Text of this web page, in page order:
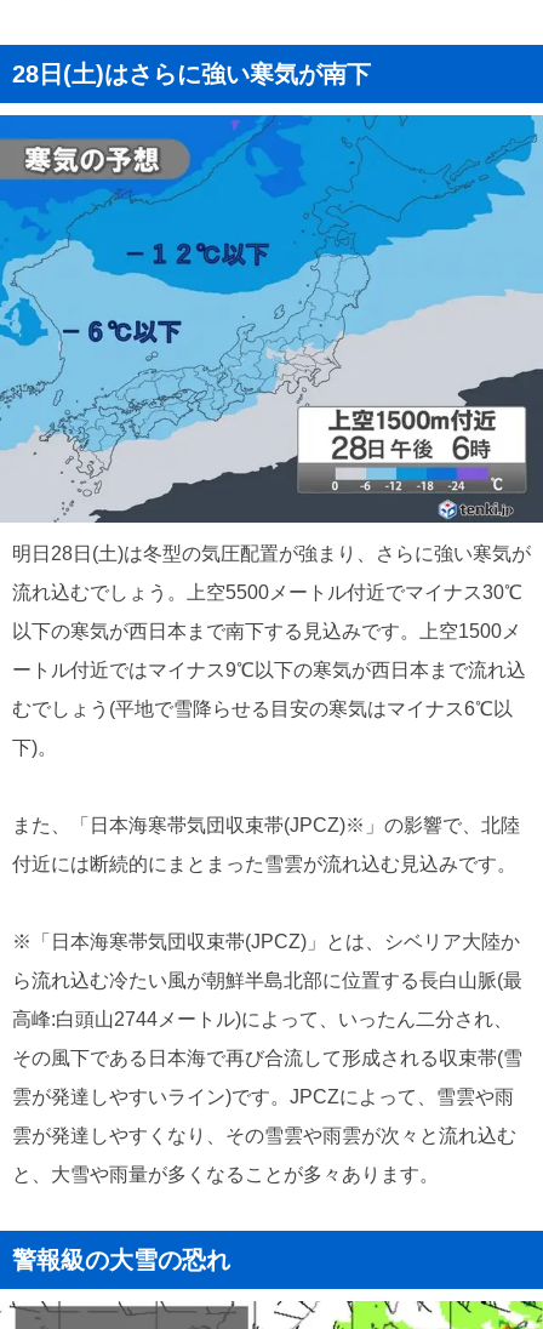
28日(土)はさらに強い寒気が南下
明日28日(土)は冬型の気圧配置が強まり、さらに強い寒気が
流れ込むでしょう。上空5500メートル付近でマイナス30℃
以下の寒気が西日本まで南下する見込みです。上空1500メ
ートル付近ではマイナス9℃以下の寒気が西日本まで流れ込
むでしょう(平地で雪降らせる目安の寒気はマイナス6℃以
下)。
また、「日本海寒帯気団収束帯(JPCZ)※」の影響で、北陸
付近には断続的にまとまった雪雲が流れ込む見込みです。
※「日本海寒帯気団収束帯(JPCZ)」とは、シベリア大陸か
ら流れ込む冷たい風が朝鮮半島北部に位置する長白山脈(最
高峰:白頭山2744メートル)によって、いったん二分され、
その風下である日本海で再び合流して形成される収束帯(雪
雲が発達しやすいライン)です。JPCZによって、雪雲や雨
雲が発達しやすくなり、その雪雲や雨雲が次々と流れ込む
と、大雪や雨量が多くなることが多々あります。
警報級の大雪の恐れ